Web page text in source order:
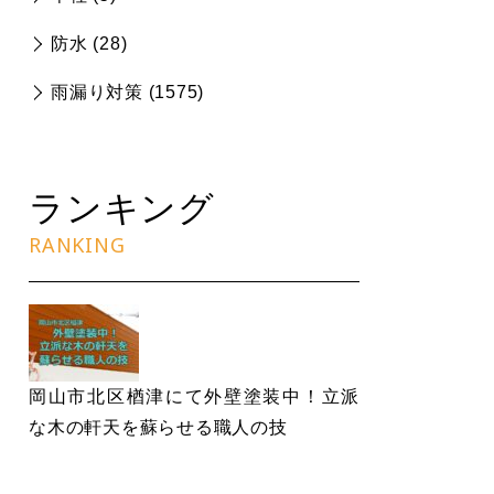
防水 (28)
雨漏り対策 (1575)
ランキング
RANKING
岡山市北区楢津にて外壁塗装中！立派
な木の軒天を蘇らせる職人の技